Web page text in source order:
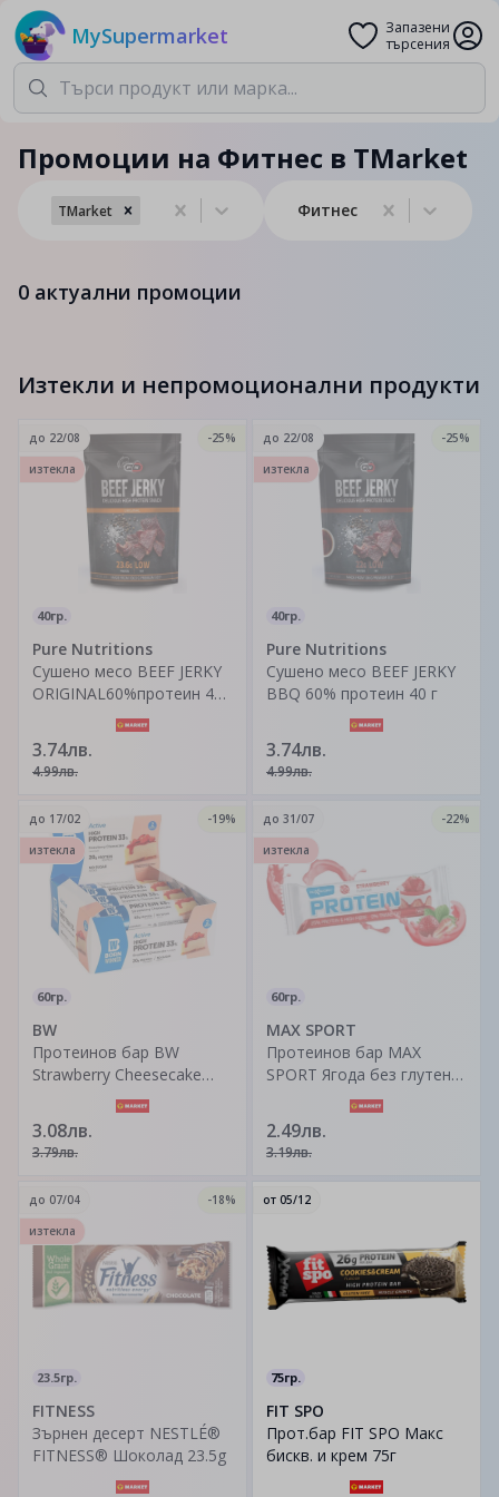
MySupermarket
Запазени
търсения
Промоции на Фитнес в TMarket
TMarket Фитнес
0 актуални промоции
Изтекли и непромоционални продукти
40гр.
Pure Nutritions
Сушено месо BEEF JERKY
ORIGINAL60%протеин 40
3.74лв.
4.99лв.
до 22/08
-25%
изтекла
40гр.
Pure Nutritions
Сушено месо BEEF JERKY
BBQ 60% протеин 40 г
3.74лв.
4.99лв.
до 22/08
-25%
изтекла
60гр.
BW
Протеинов бар BW
Strawberry Cheesecake
33% Protein без захар 2
бр. 60 гр.
3.08лв.
3.79лв.
до 17/02
-19%
изтекла
60гр.
MAX SPORT
Протеинов бар MAX
SPORT Ягода без глутен
2.49лв.
3.19лв.
до 31/07
-22%
изтекла
23.5гр.
FITNESS
Зърнен десерт NESTLÉ®
FITNESS® Шоколад 23.5g
до 07/04
-18%
изтекла
75гр.
FIT SPO
Прот.бар FIT SPO Макс
бискв. и крем 75г
от 05/12